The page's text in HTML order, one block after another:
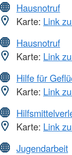
Hausnotruf
Karte: Link
Hausnotruf
Karte: Link
Hilfe für
Karte: Link
Karte: Link
Jugendarbeit